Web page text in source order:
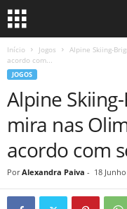
Início Jogos
Alpine Skiing-
acordo com...
JOGOS
Alpine
mira nas
acordo com
Por Alexandra Paiva - 18